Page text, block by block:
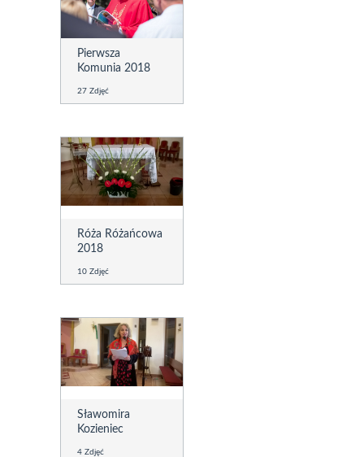
Pierwsza
Komunia 2018
27 Zdjęć
Róża Różańcowa
2018
10 Zdjęć
Sławomira
Kozieniec
4 Zdjęć